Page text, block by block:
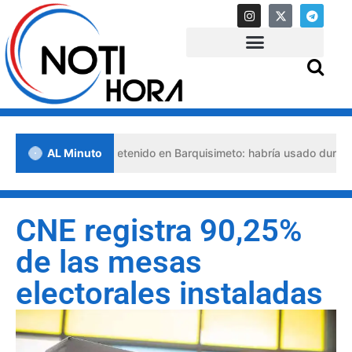
AL Minuto
abogado detenido en Barquisimeto: habría usado durante 13
CNE registra 90,25%
de las mesas
electorales instaladas